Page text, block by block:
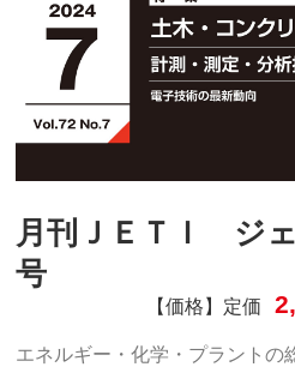
月刊ＪＥＴＩ ジ
号
【価格】定価
エネルギー・化学・プラントの